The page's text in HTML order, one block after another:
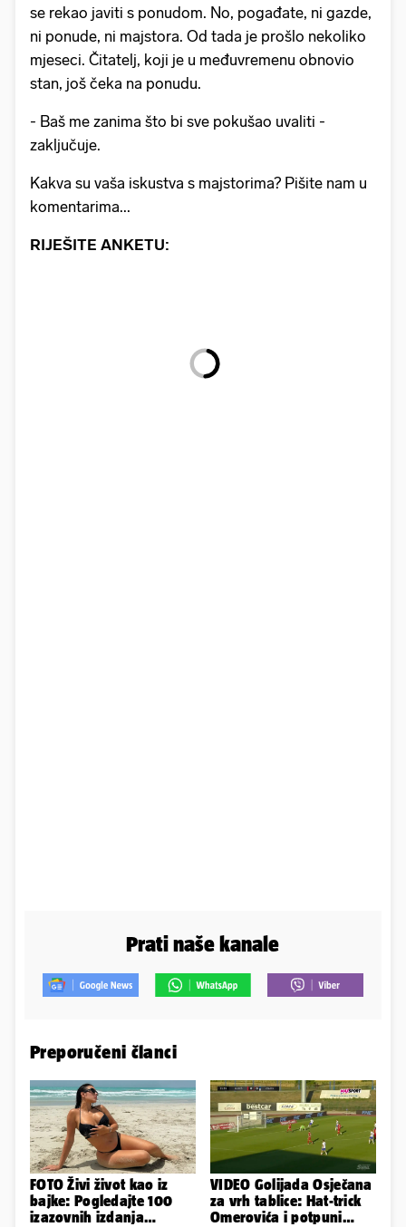
se rekao javiti s ponudom. No, pogađate, ni gazde,
ni ponude, ni majstora. Od tada je prošlo nekoliko
mjeseci. Čitatelj, koji je u međuvremenu obnovio
stan, još čeka na ponudu.
- Baš me zanima što bi sve pokušao uvaliti -
zaključuje.
Kakva su vaša iskustva s majstorima? Pišite nam u
komentarima...
RIJEŠITE ANKETU:
Prati naše kanale
Preporučeni članci
FOTO Živi život kao iz
bajke: Pogledajte 100
izazovnih izdanja
VIDEO Golijada Osječana
za vrh tablice: Hat-trick
Omerovića i potpuni